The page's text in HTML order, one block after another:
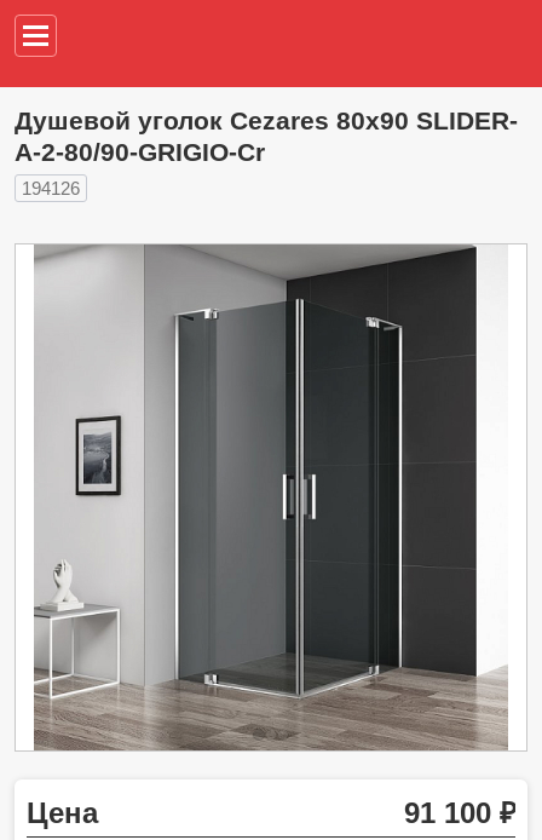
Душевой уголок Cezares 80х90 SLIDER-
A-2-80/90-GRIGIO-Cr
194126
Цена 91 100